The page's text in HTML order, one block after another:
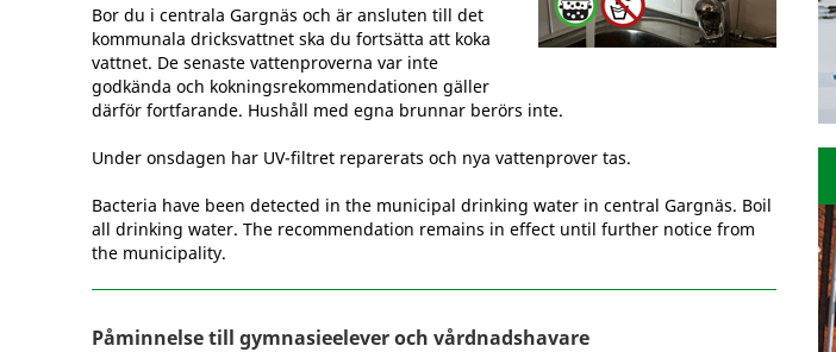
Bor du i centrala Gargnäs och är ansluten till det
kommunala dricksvattnet ska du fortsätta att koka
vattnet. De senaste vattenproverna var inte
godkända och kokningsrekommendationen gäller
därför fortfarande. Hushåll med egna brunnar berörs inte.
Under onsdagen har UV-filtret reparerats och nya vattenprover tas.
Bacteria have been detected in the municipal drinking water in central Gargnäs. Boil
all drinking water. The recommendation remains in effect until further notice from
the municipality.
Påminnelse till gymnasieelever och vårdnadshavare